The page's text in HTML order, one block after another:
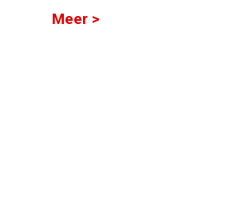
Meer >